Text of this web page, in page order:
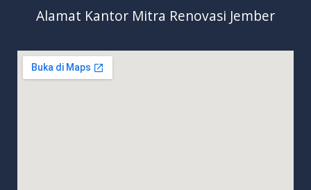
Alamat Kantor Mitra Renovasi Jember